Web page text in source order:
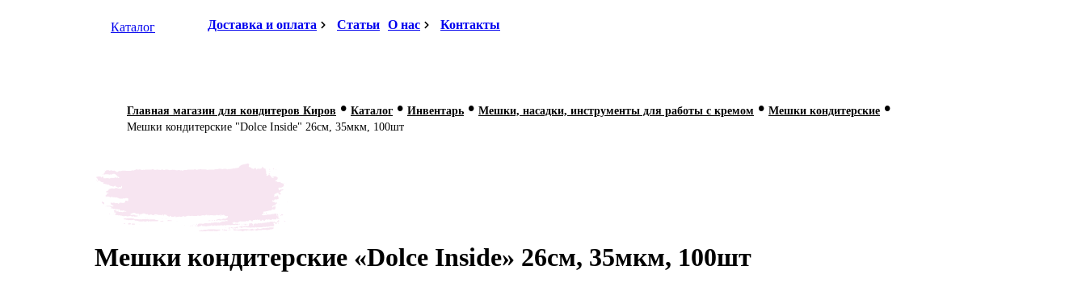
Каталог Доставка и оплата Статьи О нас Контакты
Главная магазин для кондитеров Киров • Каталог • Инвентарь • Мешки, насадки, инструменты для работы с кремом • Мешки кондитерские •
Мешки кондитерские "Dolce Inside" 26см, 35мкм, 100шт
Мешки кондитерские «Dolce Inside» 26см, 35мкм, 100шт